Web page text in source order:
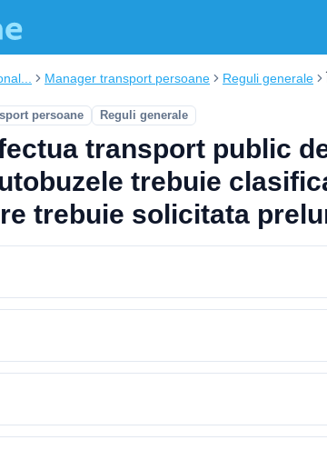
Manager transport persoane Reguli generale
persoane Reguli generale
transport public
trebuie
trebuie solicitata